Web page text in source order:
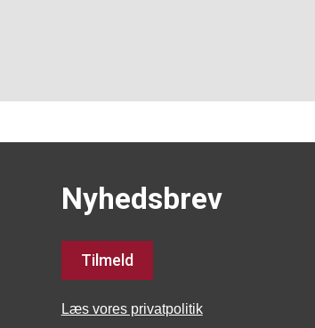
Nyhedsbrev
Tilmeld
Læs vores privatpolitik